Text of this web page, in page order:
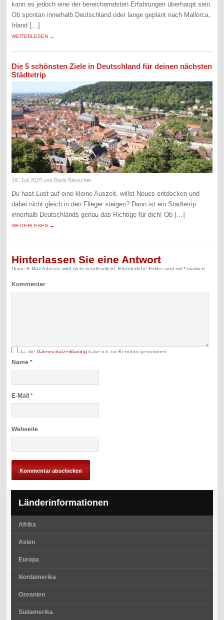
kann es jedoch eine der bereicherndsten Erfahrungen überhaupt sein.
Ob spontan innerhalb Deutschland oder lange geplant nach Mallorca,
Irland […]
WEITERLESEN →
Die 5 schönsten Ziele in Deutschland für deinen nächsten
Städtetrip
18. Juli 2025 von Boris Beuschel
Du hast Lust auf eine kleine Auszeit, willst Neues entdecken und
dabei nicht gleich in den Flieger steigen? Dann ist ein Städtetrip
innerhalb Deutschlands genau das Richtige für dich! Ob […]
WEITERLESEN →
Hinterlassen Sie eine Antwort
Deine E-Mail-Adresse wird nicht veröffentlicht. Erforderliche Felder sind mit* markiert
Kommentar
Ja, dieDatenschutzerklärung habe ich zur Kenntnis genommen.
Name*
E-Mail*
Webseite
Länderinformationen
Afrika
Asien
Europa
Nordamerika
Ozeanien
Südamerika